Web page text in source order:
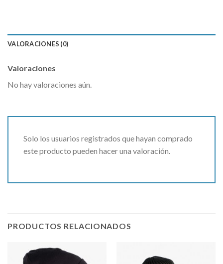
VALORACIONES (0)
Valoraciones
No hay valoraciones aún.
Solo los usuarios registrados que hayan comprado
este producto pueden hacer una valoración.
PRODUCTOS RELACIONADOS